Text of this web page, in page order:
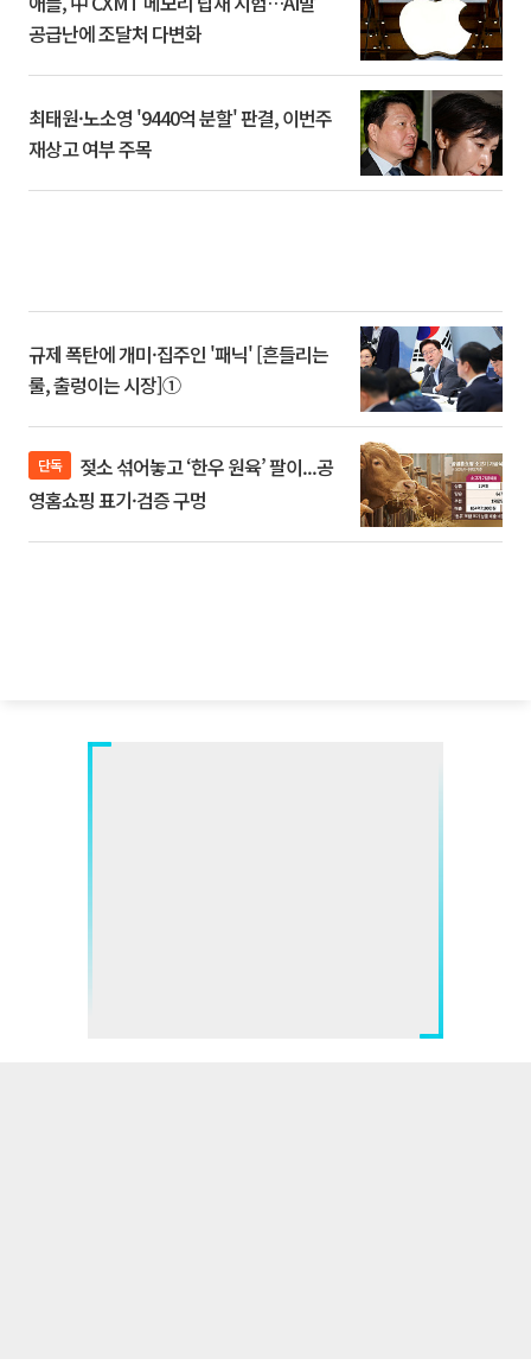
공급난에 조달처 다변화
최태원·노소영 '9440억 분할' 판결, 이번주
재상고 여부 주목
규제 폭탄에 개미·집주인 '패닉' [흔들리는
룰, 출렁이는 시장]①
단독
영홈쇼핑 표기·검증 구멍